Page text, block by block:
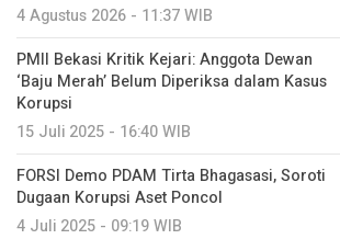
4 Agustus 2026 - 11:37 WIB
PMII Bekasi Kritik Kejari: Anggota Dewan
‘Baju Merah’ Belum Diperiksa dalam Kasus
Korupsi
15 Juli 2025 - 16:40 WIB
FORSI Demo PDAM Tirta Bhagasasi, Soroti
Dugaan Korupsi Aset Poncol
4 Juli 2025 - 09:19 WIB